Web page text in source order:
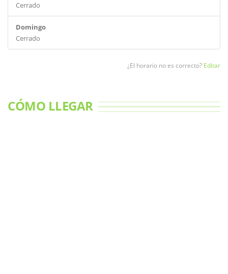
Cerrado
Domingo
Cerrado
¿El horario no es correcto? Editar
CÓMO LLEGAR